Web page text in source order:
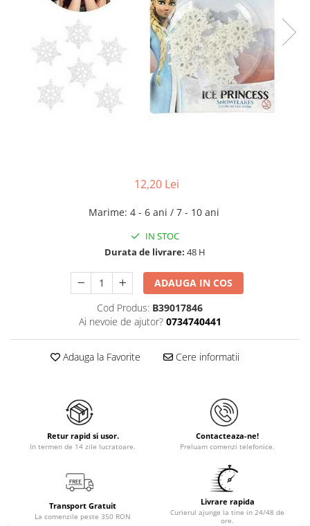
12,20 Lei
Marime: 4 - 6 ani / 7 - 10 ani
IN STOC
Durata de livrare: 48 H
ADAUGA IN COS
Cod Produs: B39017846
Ai nevoie de ajutor? 0734740441
Adauga la Favorite Cere informatii
Retur rapid si usor.
In termen de 14 zile lucratoare.
Contacteaza-ne!
Preluam comenzi telefonice.
Transport Gratuit
La comenzile peste 350 RON
Livrare rapida
Curierul ajunge la tine in 24/48 de
ore.